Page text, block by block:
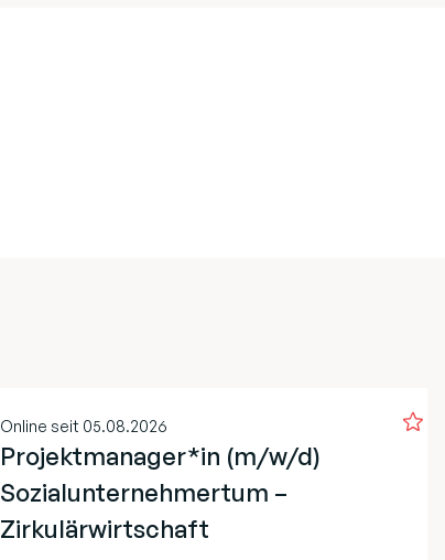
Online seit 05.08.2026
Projektmanager*in (m/w/d)
Sozialunternehmertum –
Zirkulärwirtschaft